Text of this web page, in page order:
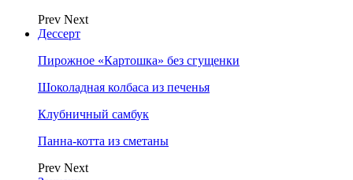
Prev Next
Дессерт
Пирожное «Картошка» без сгущенки
Шоколадная колбаса из печенья
Клубничный самбук
Панна-котта из сметаны
Prev Next